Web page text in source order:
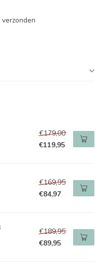
€179,00
€119,95
€169,95
€84,97
€189,95
€89,95